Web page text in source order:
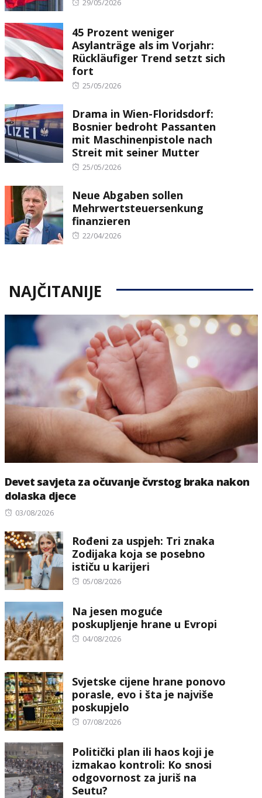
29/05/2026
45 Prozent weniger
Asylanträge als im Vorjahr:
Rückläufiger Trend setzt sich
fort
Posted
25/05/2026
Drama in Wien-Floridsdorf:
Bosnier bedroht Passanten
mit Maschinenpistole nach
Streit mit seiner Mutter
Posted
25/05/2026
Neue Abgaben sollen
Mehrwertsteuersenkung
finanzieren
Posted
22/04/2026
NAJČITANIJE
Devet savjeta za očuvanje čvrstog braka nakon
dolaska djece
Posted
03/08/2026
Rođeni za uspjeh: Tri znaka
Zodijaka koja se posebno
ističu u karijeri
Posted
05/08/2026
Na jesen moguće
poskupljenje hrane u Evropi
Posted
04/08/2026
Svjetske cijene hrane ponovo
porasle, evo i šta je najviše
poskupjelo
Posted
07/08/2026
Politički plan ili haos koji je
izmakao kontroli: Ko snosi
odgovornost za juriš na
Seutu?